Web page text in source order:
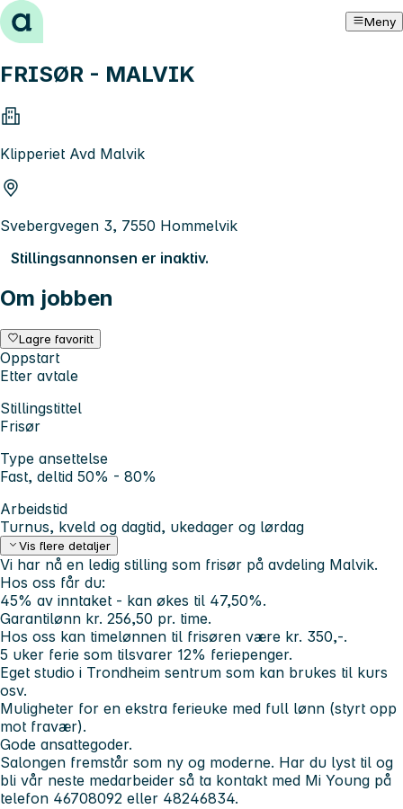
Hopp til innhold Meny
FRISØR - MALVIK
Klipperiet Avd Malvik
Svebergvegen 3, 7550 Hommelvik
Stillingsannonsen er inaktiv.
Om jobben
Lagre favoritt
Oppstart
Etter avtale
Stillingstittel
Frisør
Type ansettelse
Fast, deltid 50% - 80%
Arbeidstid
Turnus, kveld og dagtid, ukedager og lørdag
Vis flere detaljer
Vi har nå en ledig stilling som frisør på avdeling Malvik.
Hos oss får du:
45% av inntaket - kan økes til 47,50%.
Garantilønn kr. 256,50 pr. time.
Hos oss kan timelønnen til frisøren være kr. 350,-.
5 uker ferie som tilsvarer 12% feriepenger.
Eget studio i Trondheim sentrum som kan brukes til kurs
osv.
Muligheter for en ekstra ferieuke med full lønn (styrt opp
mot fravær).
Gode ansattegoder.
Salongen fremstår som ny og moderne. Har du lyst til og
bli vår neste medarbeider så ta kontakt med Mi Young på
telefon 46708092 eller 48246834.